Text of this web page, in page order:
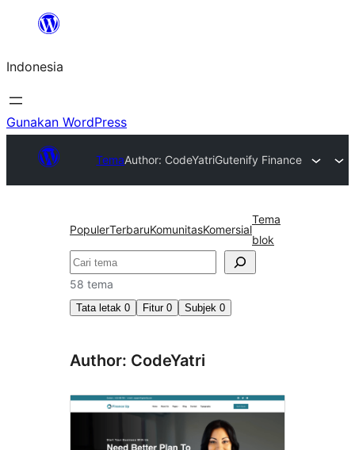
Lewati
konten
Indonesia
Gunakan WordPress
TemaAuthor: CodeYatriGutenify Finance
PopulerTerbaruKomunitasKomersial
Tema
blok
Cari
58 tema
Tata letak 0 Fitur 0 Subjek 0
Author: CodeYatri